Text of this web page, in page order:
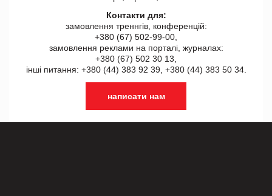
Контакти для:
замовлення треннгів, конференцій:
+380 (67) 502-99-00,
замовлення реклами на порталі, журналах:
+380 (67) 502 30 13,
інші питання: +380 (44) 383 92 39, +380 (44) 383 50 34.
написати нам